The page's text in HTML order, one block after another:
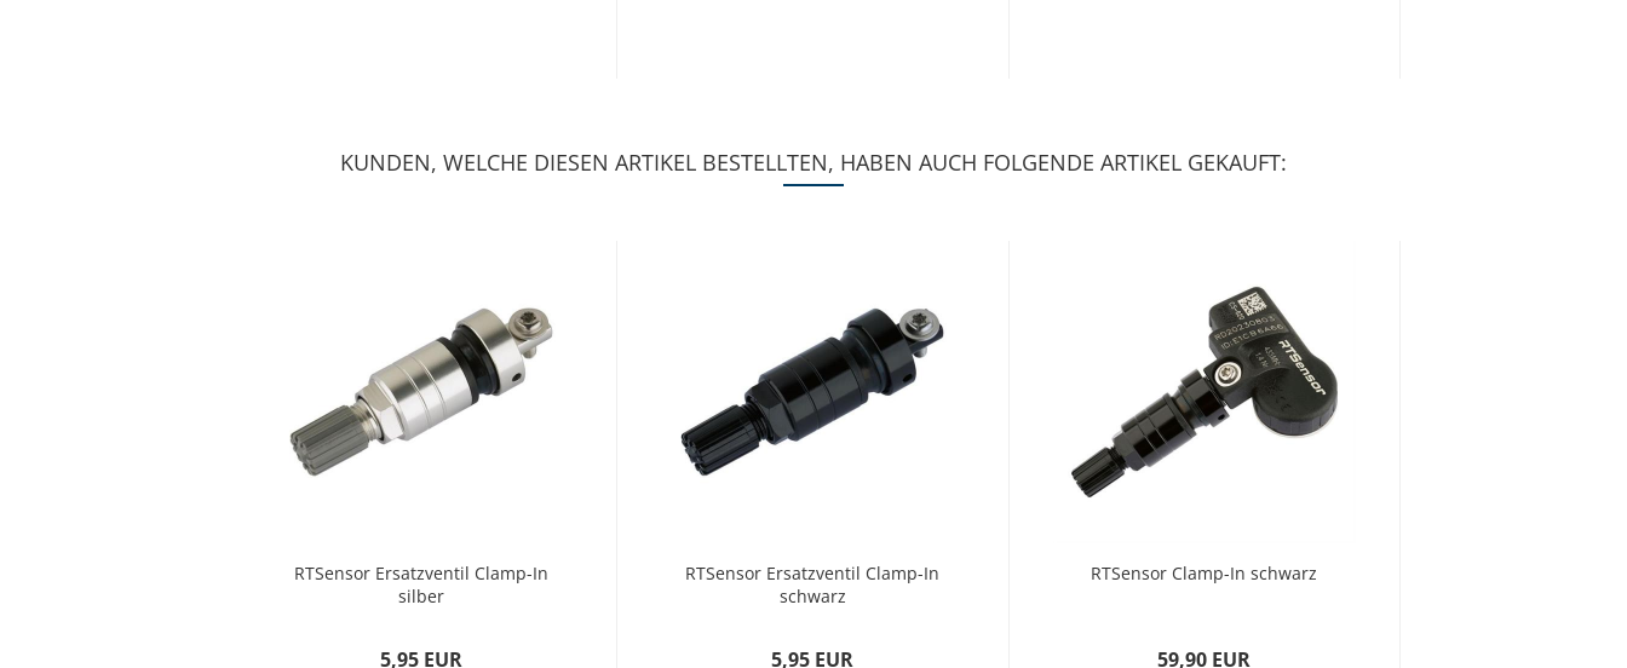
KUNDEN, WELCHE DIESEN ARTIKEL BESTELLTEN, HABEN AUCH FOLGENDE ARTIKEL GEKAUFT:
RTSensor Ersatzventil Clamp-In
silber
5,95 EUR
RTSensor Ersatzventil Clamp-In
schwarz
5,95 EUR
RTSensor Clamp-In schwarz
59,90 EUR